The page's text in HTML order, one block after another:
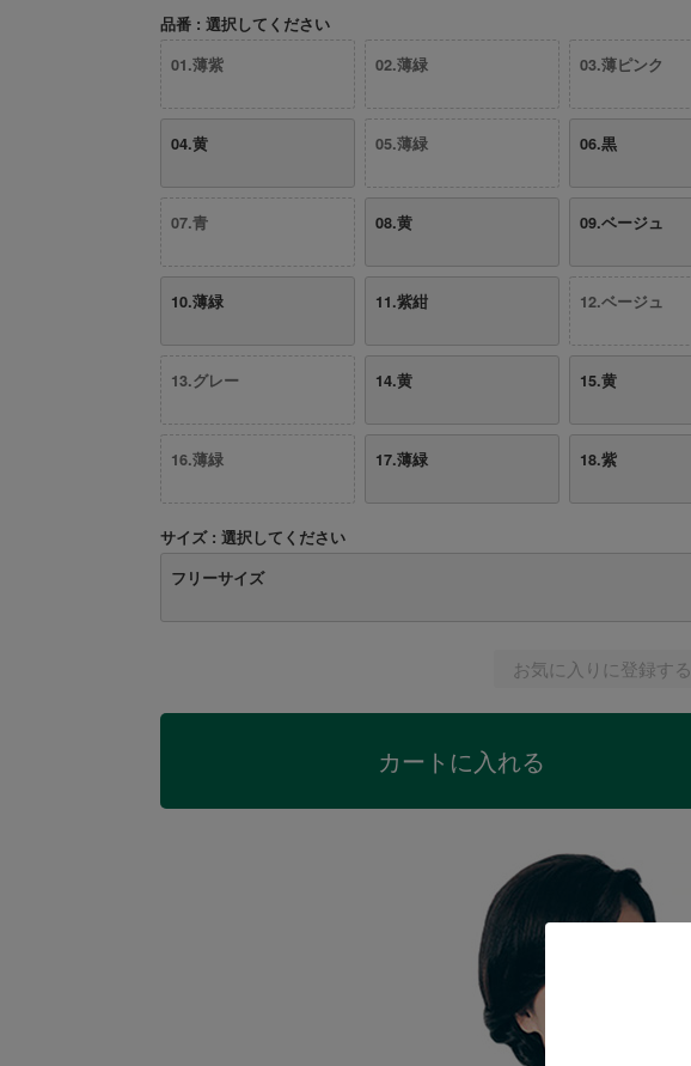
品番
選択してください
01.薄紫
02.薄緑 03.薄ピンク
04.黄 05.薄緑 06.黒
07.青 08.黄 09.ベージュ
10.薄緑 11.紫紺 12.ベージュ
13.グレー 14.黄 15.黄
16.薄緑 17.薄緑 18.紫
サイズ
選択してください
フリーサイズ
お気に入りに登録する
カートに入れる